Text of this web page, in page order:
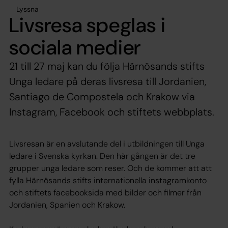
Lyssna
Livsresa speglas i
sociala medier
21 till 27 maj kan du följa Härnösands stifts
Unga ledare på deras livsresa till Jordanien,
Santiago de Compostela och Krakow via
Instagram, Facebook och stiftets webbplats.
Livsresan är en avslutande del i utbildningen till Unga
ledare i Svenska kyrkan. Den här gången är det tre
grupper unga ledare som reser. Och de kommer att att
fylla Härnösands stifts internationella instagramkonto
och stiftets facebooksida med bilder och filmer från
Jordanien, Spanien och Krakow.